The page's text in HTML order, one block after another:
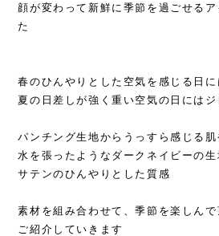
顔が変わって新鮮に季節を過ごせる
た
春のひんやりとした空気を感じる日
夏の日差しが強く重い空気の日には
パンチング生地からうっすら感じる肌
水を張ったようなダークネイビーの生
サテンのひんやりとした質感
素材を組み合わせて、季節を楽しん
ご紹介していきます